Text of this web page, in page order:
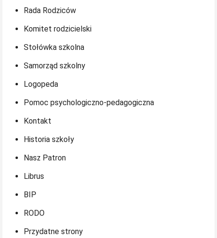
Rada Rodziców
Komitet rodzicielski
Stołówka szkolna
Samorząd szkolny
Logopeda
Pomoc psychologiczno-pedagogiczna
Kontakt
Historia szkoły
Nasz Patron
Librus
BIP
RODO
Przydatne strony